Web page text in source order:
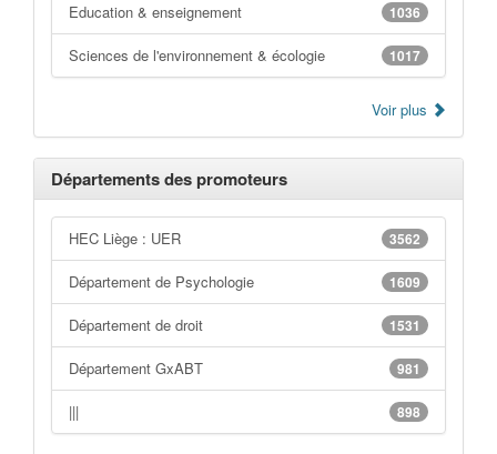
1036
Education & enseignement
1017
Sciences de l'environnement & écologie
Voir plus
Départements des promoteurs
3562
HEC Liège : UER
1609
Département de Psychologie
1531
Département de droit
981
Département GxABT
898
|||